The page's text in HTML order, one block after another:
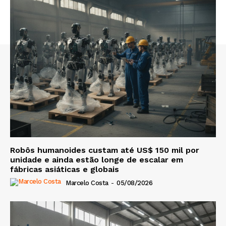
Robôs humanoides custam até US$ 150 mil por
unidade e ainda estão longe de escalar em
fábricas asiáticas e globais
Marcelo Costa - 05/08/2026